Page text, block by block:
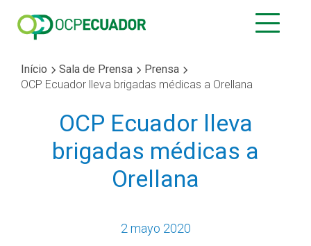
Início Sala de Prensa
Prensa
OCP Ecuador lleva brigadas médicas a Orellana
OCP Ecuador lleva
brigadas médicas a
Orellana
2 mayo 2020